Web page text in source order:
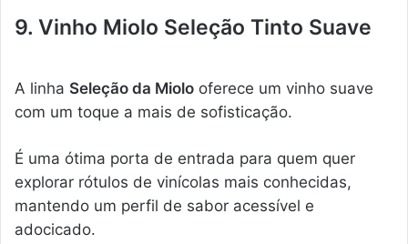
9. Vinho Miolo Seleção Tinto Suave
A linha Seleção da Miolo oferece um vinho suave
com um toque a mais de sofisticação.
É uma ótima porta de entrada para quem quer
explorar rótulos de vinícolas mais conhecidas,
mantendo um perfil de sabor acessível e
adocicado.